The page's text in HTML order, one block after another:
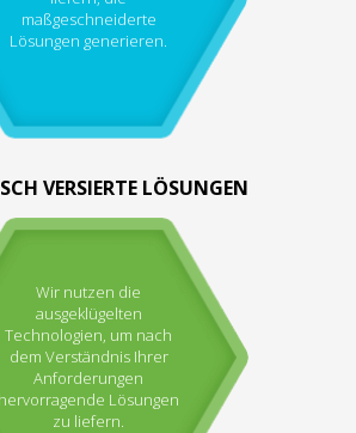
maßgeschneiderte
Lösungen generieren.
VERSIERTE LÖSUNGEN
Wir nutzen die
ausgeklügelten
Technologien, um nach
dem Verständnis Ihrer
Anforderungen
hervorragende Lösungen
zu liefern.